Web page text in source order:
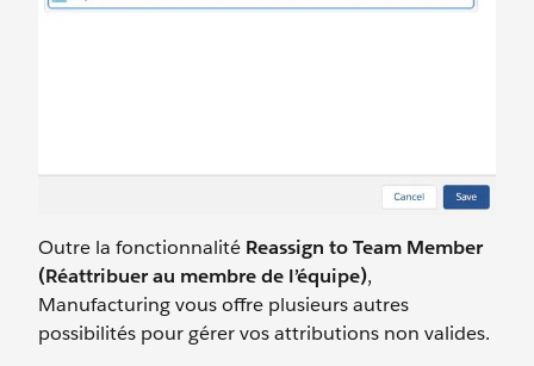
Outre la fonctionnalité Reassign to Team Member
(Réattribuer au membre de l’équipe),
Manufacturing vous offre plusieurs autres
possibilités pour gérer vos attributions non valides.